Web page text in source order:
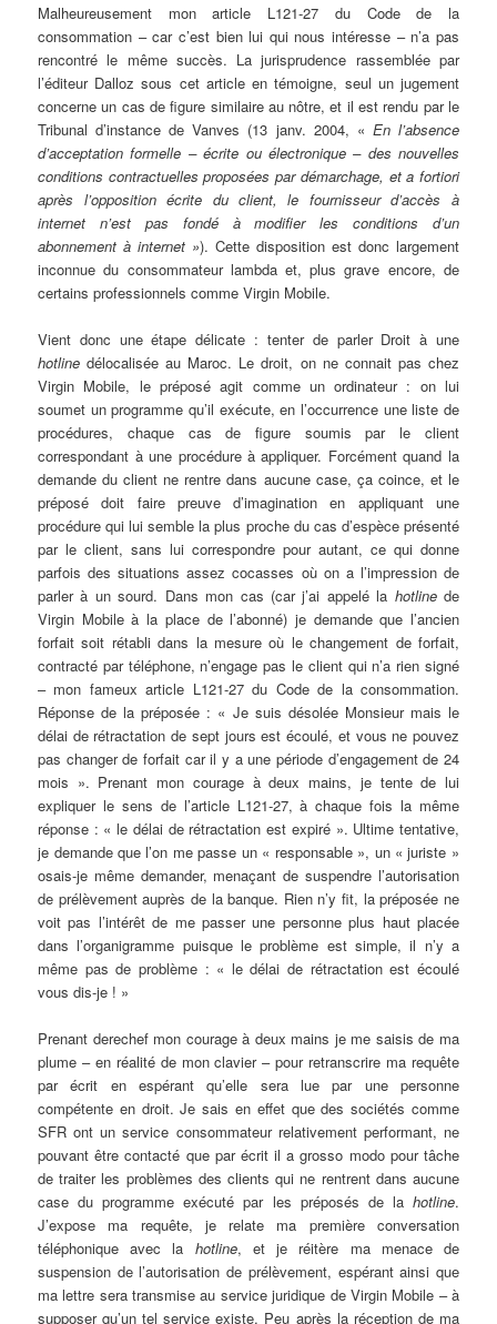
Malheureusement mon article L121-27 du Code de la
consommation – car c’est bien lui qui nous intéresse – n’a pas
rencontré le même succès. La jurisprudence rassemblée par
l’éditeur Dalloz sous cet article en témoigne, seul un jugement
concerne un cas de figure similaire au nôtre, et il est rendu par le
Tribunal d’instance de Vanves (13 janv. 2004, « En l’absence
d’acceptation formelle – écrite ou électronique – des nouvelles
conditions contractuelles proposées par démarchage, et a fortiori
après l’opposition écrite du client, le fournisseur d’accès à
internet n’est pas fondé à modifier les conditions d’un
abonnement à internet »). Cette disposition est donc largement
inconnue du consommateur lambda et, plus grave encore, de
certains professionnels comme Virgin Mobile.
Vient donc une étape délicate : tenter de parler Droit à une
hotline délocalisée au Maroc. Le droit, on ne connait pas chez
Virgin Mobile, le préposé agit comme un ordinateur : on lui
soumet un programme qu’il exécute, en l’occurrence une liste de
procédures, chaque cas de figure soumis par le client
correspondant à une procédure à appliquer. Forcément quand la
demande du client ne rentre dans aucune case, ça coince, et le
préposé doit faire preuve d’imagination en appliquant une
procédure qui lui semble la plus proche du cas d’espèce présenté
par le client, sans lui correspondre pour autant, ce qui donne
parfois des situations assez cocasses où on a l’impression de
parler à un sourd. Dans mon cas (car j’ai appelé la hotlinede
Virgin Mobile à la place de l’abonné) je demande que l’ancien
forfait soit rétabli dans la mesure où le changement de forfait,
contracté par téléphone, n’engage pas le client qui n’a rien signé
– mon fameux article L121-27 du Code de la consommation.
Réponse de la préposée : « Je suis désolée Monsieur mais le
délai de rétractation de sept jours est écoulé, et vous ne pouvez
pas changer de forfait car il y a une période d’engagement de 24
mois ». Prenant mon courage à deux mains, je tente de lui
expliquer le sens de l’article L121-27, à chaque fois la même
réponse : « le délai de rétractation est expiré ». Ultime tentative,
je demande que l’on me passe un « responsable », un « juriste »
osais-je même demander, menaçant de suspendre l’autorisation
de prélèvement auprès de la banque. Rien n’y fit, la préposée ne
voit pas l’intérêt de me passer une personne plus haut placée
dans l’organigramme puisque le problème est simple, il n’y a
même pas de problème : « le délai de rétractation est écoulé
vous dis-je ! »
Prenant derechef mon courage à deux mains je me saisis de ma
plume – en réalité de mon clavier – pour retranscrire ma requête
par écrit en espérant qu’elle sera lue par une personne
compétente en droit. Je sais en effet que des sociétés comme
SFR ont un service consommateur relativement performant, ne
pouvant être contacté que par écrit il a grosso modo pour tâche
de traiter les problèmes des clients qui ne rentrent dans aucune
case du programme exécuté par les préposés de la hotline.
J’expose ma requête, je relate ma première conversation
téléphonique avec la hotline, et je réitère ma menace de
suspension de l’autorisation de prélèvement, espérant ainsi que
ma lettre sera transmise au service juridique de Virgin Mobile – à
supposer qu’un tel service existe. Peu après la réception de ma